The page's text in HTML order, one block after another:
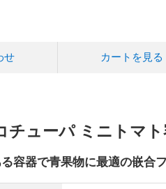
せ カートを見る
チューパ ミニトマ
容器で青果物に最適の嵌合